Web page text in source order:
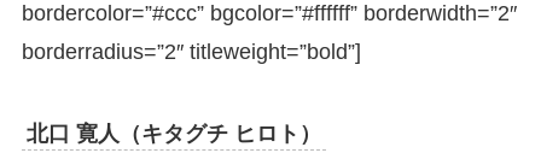
bordercolor=”#ccc” bgcolor=”#ffffff” borderwidth=”2″
borderradius=”2″ titleweight=”bold”]
北口 寛人（キタグチ ヒロト）